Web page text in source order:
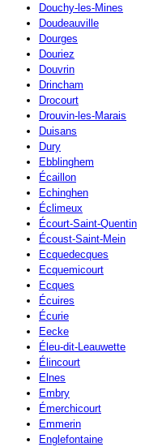
Douchy-les-Mines
Doudeauville
Dourges
Douriez
Douvrin
Drincham
Drocourt
Drouvin-les-Marais
Duisans
Dury
Ebblinghem
Écaillon
Echinghen
Éclimeux
Écourt-Saint-Quentin
Écoust-Saint-Mein
Ecquedecques
Ecquemicourt
Ecques
Écuires
Écurie
Eecke
Éleu-dit-Leauwette
Élincourt
Elnes
Embry
Émerchicourt
Emmerin
Englefontaine